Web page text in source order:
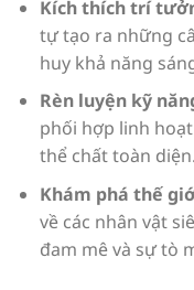
Kích thích trí
tự tạo ra những
huy khả năng
Rèn luyện kỹ
phối hợp linh
thể chất toàn diện.
Khám phá thế
về các nhân vật
đam mê và sự tò